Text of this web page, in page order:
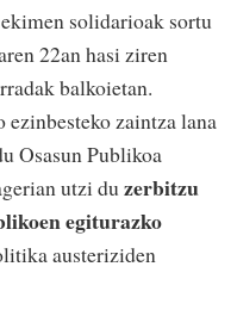
solidarioak sortu
22an hasi ziren
balkoietan.
zaintza lana
Osasun Publikoa
utzi duzerbitzu
egiturazko
austeriziden